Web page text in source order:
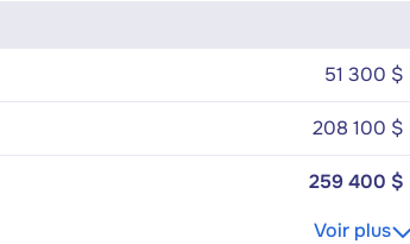
51 300 $
208 100 $
259 400 $
Voir plus